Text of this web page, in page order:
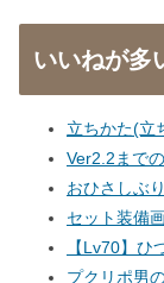
いいねが多
立ちかた(立
Ver2.2まで
おひさしぶ
セット装備
【Lv70】ひ
プクリポ男